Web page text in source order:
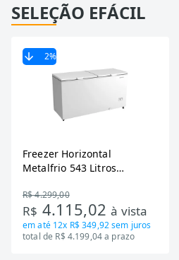
SELEÇÃO EFÁCIL
2%
Freezer Horizontal
Metalfrio 543 Litros
Tecnologia Inverter, Branco,
Bivolt
R$ 4.299,00
R$ 4.115,02à vista
em até 12x R$ 349,92sem juros
total de R$ 4.199,04 a prazo